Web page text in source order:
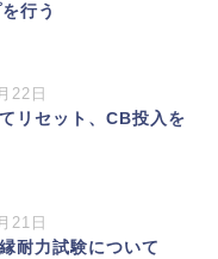
行う
22日
リセット、CB投入を
21日
耐力試験について